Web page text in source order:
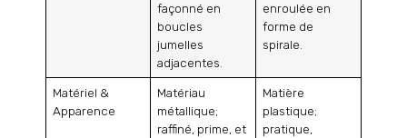
façonné en
boucles
jumelles
adjacentes.
enroulée en
forme de
spirale.
Matériel &
Apparence
Matériau
métallique;
raffiné, prime, et
Matière
plastique;
pratique,